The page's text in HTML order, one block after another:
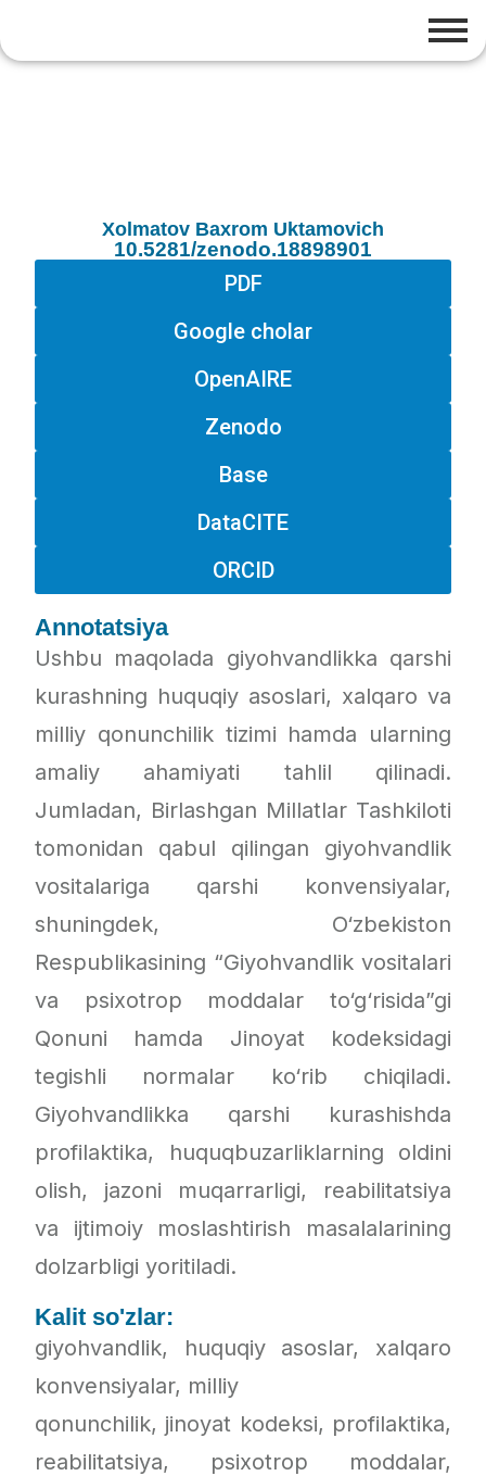
Xolmatov Baxrom Uktamovich
10.5281/zenodo.18898901
PDF
Google cholar
OpenAIRE
Zenodo
Base
DataCITE
ORCID
Annotatsiya
Ushbu maqolada giyohvandlikka qarshi
kurashning huquqiy asoslari, xalqaro va
milliy qonunchilik tizimi hamda ularning
amaliy ahamiyati tahlil qilinadi.
Jumladan, Birlashgan Millatlar Tashkiloti
tomonidan qabul qilingan giyohvandlik
vositalariga qarshi konvensiyalar,
shuningdek, O‘zbekiston
Respublikasining “Giyohvandlik vositalari
va psixotrop moddalar to‘g‘risida”gi
Qonuni hamda Jinoyat kodeksidagi
tegishli normalar ko‘rib chiqiladi.
Giyohvandlikka qarshi kurashishda
profilaktika, huquqbuzarliklarning oldini
olish, jazoni muqarrarligi, reabilitatsiya
va ijtimoiy moslashtirish masalalarining
dolzarbligi yoritiladi.
Kalit so'zlar:
giyohvandlik, huquqiy asoslar, xalqaro
konvensiyalar, milliy
qonunchilik, jinoyat kodeksi, profilaktika,
reabilitatsiya, psixotrop moddalar,